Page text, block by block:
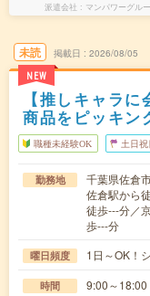
派遣会社 マンパワーグル
未読
NEW
掲載日 2026/08/05
【推しキャラ
商品をピッキン
職種未経験OK 土日
勤務地
千葉県佐倉
佐倉駅から
徒歩---分／
歩---分
曜日頻度 1日～OK！
時間 9:00～18:00